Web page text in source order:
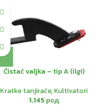
Čistač valjka – tip A (ilgi)
Kratke tanjirače,Kultivatori
1.145рсд